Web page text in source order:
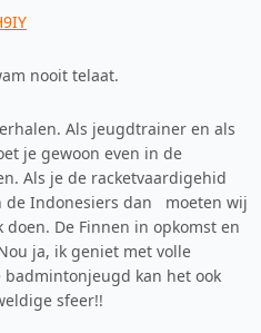
nooit telaat.
Als jeugdtrainer en als
je gewoon even in de
Als je de racketvaardigehid
de Indonesiers dan moeten wij
De Finnen in opkomst en
ja, ik geniet met volle
kan het ook
sfeer!!